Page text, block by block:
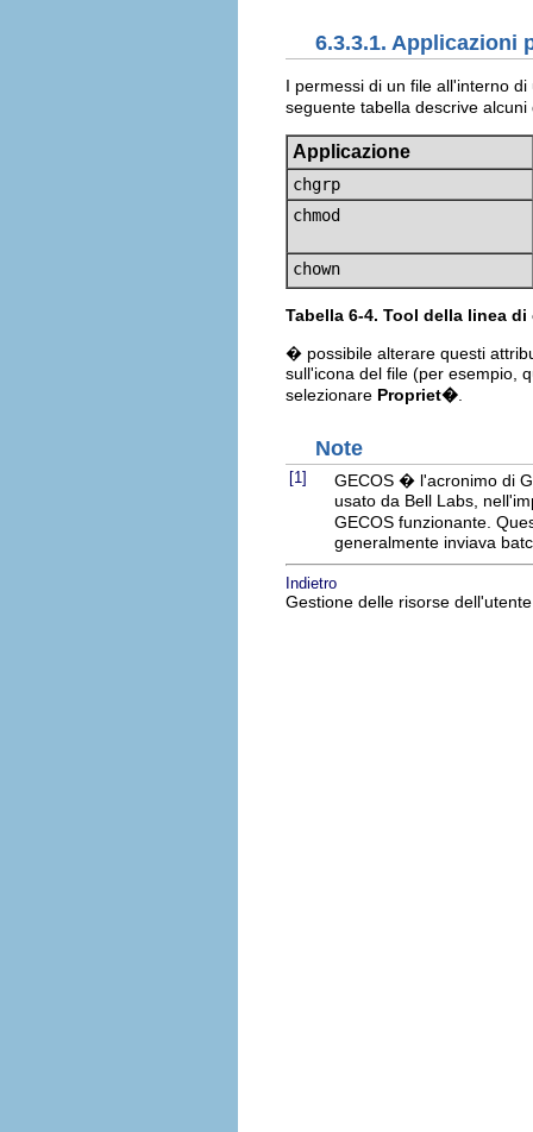
6.3.3.1. Applicazioni
I permessi di un file all'interno
seguente tabella descrive
Applicazione
chgrp
chmod
chown
Tabella 6-4. Tool della linea
� possibile alterare questi
sull'icona del file (per esempio,
selezionare Propriet�
Note
[1]
GECOS � l'acronimo di
usato da Bell Labs,
GECOS funzionante.
generalmente inviava
Indietro
Gestione delle risorse dell'utente